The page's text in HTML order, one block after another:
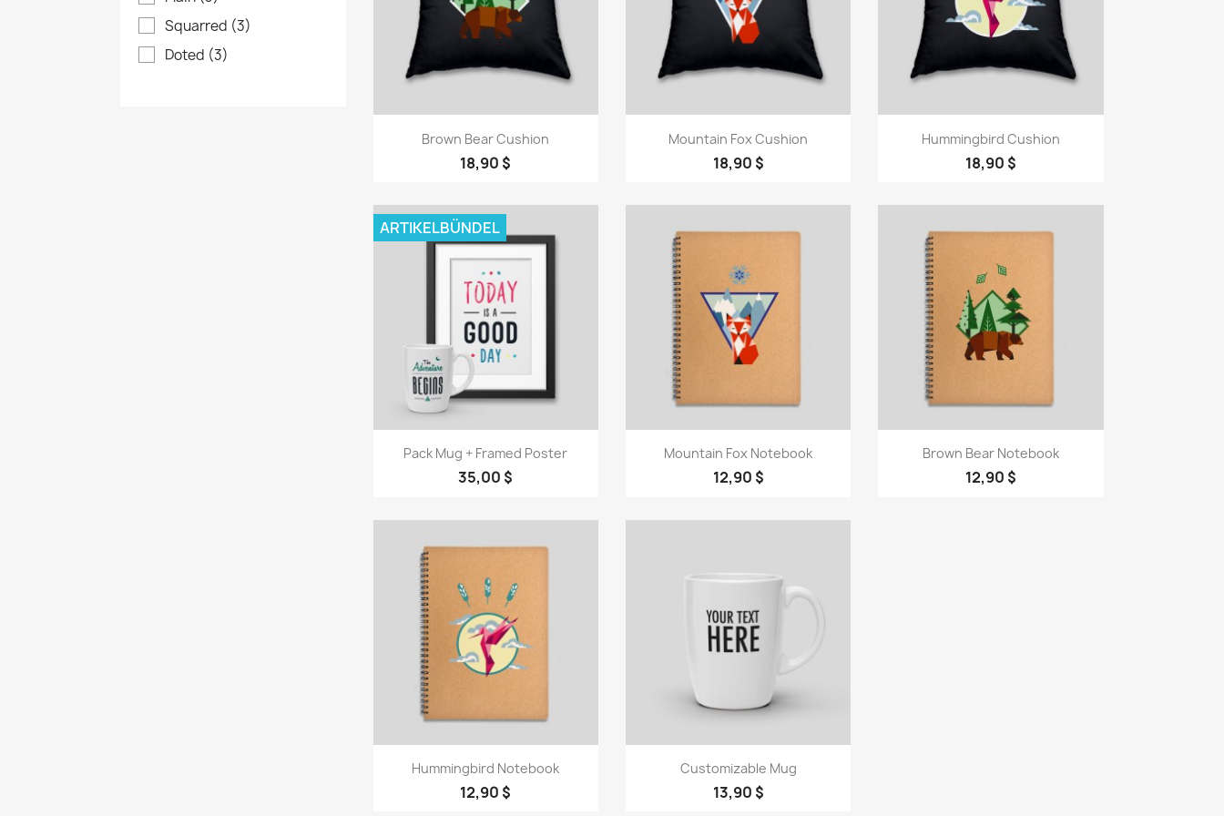
Squarred (3)
Doted (3)
 Vorschau
Brown Bear Cushion
18,90 $
Vorschau
Mountain Fox Cushion
18,90 $
Vorschau
Hummingbird Cushion
18,90 $
 Vorschau
Pack Mug + Framed Poster
35,00 $
ARTIKELBÜNDEL
Vorschau
Mountain Fox Notebook
12,90 $
Vorschau
Brown Bear Notebook
12,90 $
Vorschau
Hummingbird Notebook
12,90 $
Vorschau
Customizable Mug
13,90 $